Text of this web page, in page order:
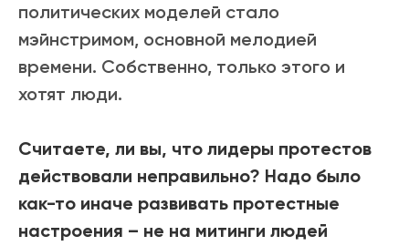
политических моделей стало
мэйнстримом, основной мелодией
времени. Собственно, только этого и
хотят люди.
Считаете, ли вы, что лидеры протестов
действовали неправильно? Надо было
как-то иначе развивать протестные
настроения – не на митинги людей